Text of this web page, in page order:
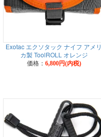
Exotac エクソタック ナイフ アメリ
カ製 ToolROLL オレンジ
価格： 6,800円(内税)